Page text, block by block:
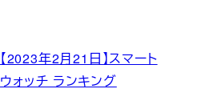
【2023年2月21日】スマート
ウォッチ ランキング